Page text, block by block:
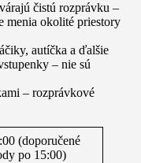
čistú rozprávku –
menia okolité priestory
autíčka a ďalšie
– nie sú
– rozprávkové
(doporučené
po 15:00)